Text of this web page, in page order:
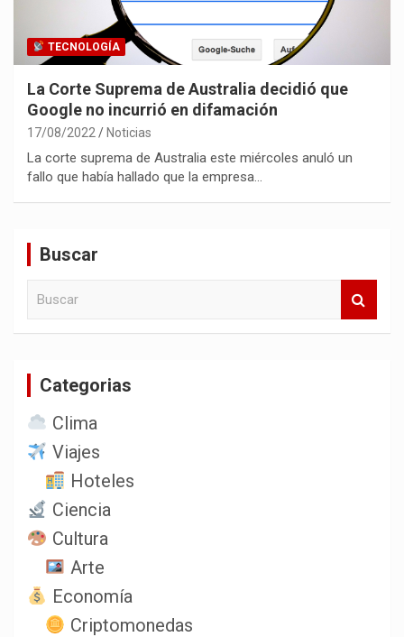
TECNOLOGÍA
La Corte Suprema de Australia decidió que
Google no incurrió en difamación
17/08/2022 Noticias
La corte suprema de Australia este miércoles anuló un
fallo que había hallado que la empresa…
Buscar
Categorias
Clima
Viajes
Hoteles
Ciencia
Cultura
Arte
Economía
Criptomonedas